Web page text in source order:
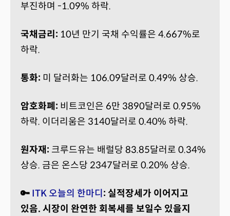
부진하며 -1.09% 하락.
국채금리: 10년 만기 국채 수익률은 4.667%로
하락.
통화: 미 달러화는 106.09달러로 0.49% 상승.
암호화폐: 비트코인은 6만 3890달러로 0.95%
하락. 이더리움은 3140달러로 0.40% 하락.
원자재: 크루드유는 배럴당 83.85달러로 0.34%
상승. 금은 온스당 2347달러로 0.20% 상승.
🔑 ITK 오늘의 한마디 : 실적장세가 이어지고
있음. 시장이 완연한 회복세를 보일수 있을지